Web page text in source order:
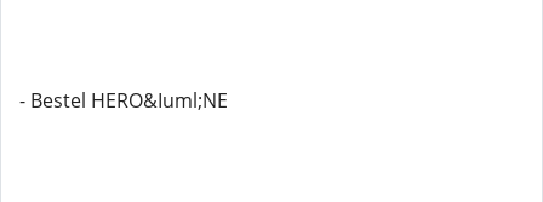
- Bestel HERO&Iuml;NE